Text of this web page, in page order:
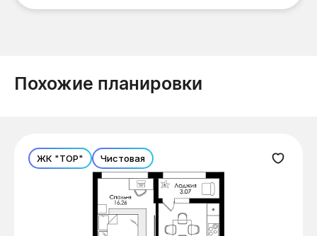
Похожие планировки
ЖК "ТОР" Чистовая